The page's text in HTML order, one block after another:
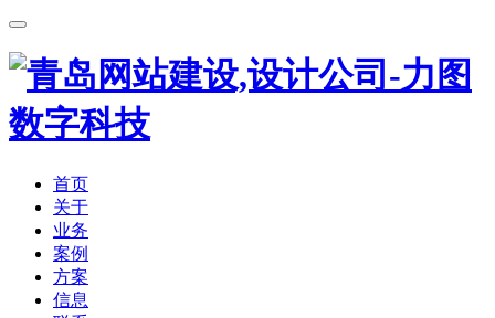
首页
关于
业务
案例
方案
信息